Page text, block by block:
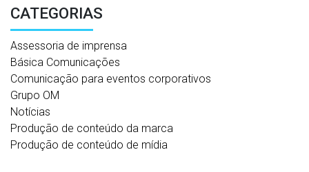
CATEGORIAS
Assessoria de imprensa
Básica Comunicações
Comunicação para eventos corporativos
Grupo OM
Notícias
Produção de conteúdo da marca
Produção de conteúdo de mídia